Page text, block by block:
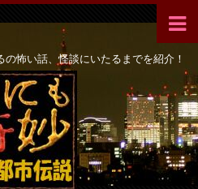
怖い話、怪談にいたるまでを紹介！